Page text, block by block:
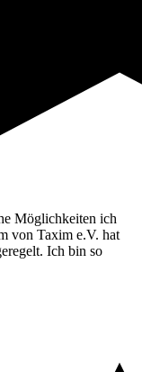
Möglichkeiten ich
von Taxim e.V. hat
Ich bin so